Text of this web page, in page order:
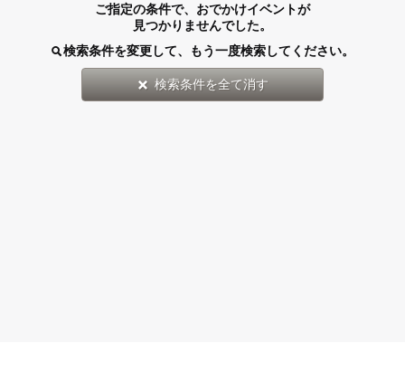
ご指定の条件で、おでかけイベントが
見つかりませんでした。
検索条件を変更して、もう一度検索してください。
検索条件を全て消す